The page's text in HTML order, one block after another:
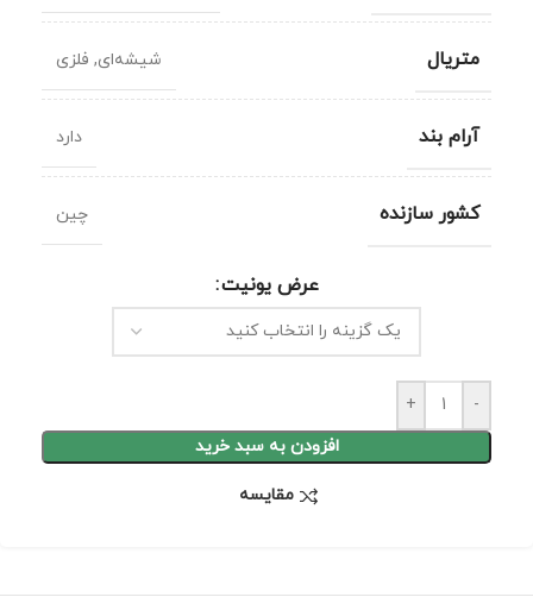
متریال شیشه‌ای, فلزی
آرام بند دارد
کشور سازنده چین
عرض یونیت
-
+
افزودن به سبد خرید
مقايسه